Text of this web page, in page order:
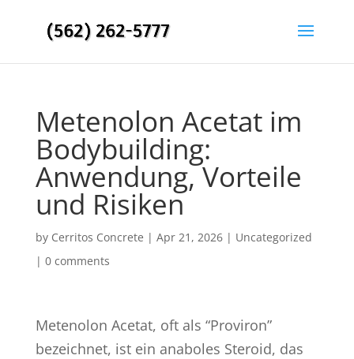
Metenolon Acetat im
Bodybuilding:
Anwendung, Vorteile
und Risiken
by Cerritos Concrete | Apr 21, 2026| Uncategorized
| 0 comments
Metenolon Acetat, oft als “Proviron”
bezeichnet, ist ein anaboles Steroid, das